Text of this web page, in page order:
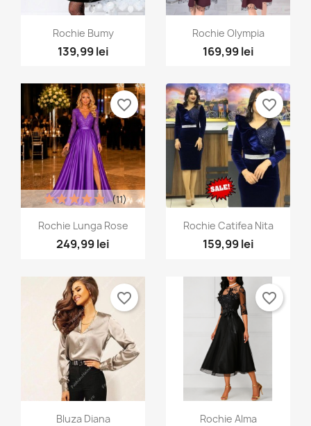
Vizualizare rapida
Rochie Bumy
139,99 lei
Vizualizare rapida
+2
Rochie Olympia
169,99 lei
Vizualizare rapida
+4
Rochie Lunga Rose
249,99 lei
(11)
favorite_border
Vizualizare rapida
+1
Rochie Catifea Nita
159,99 lei
favorite_border
Vizualizare rapida
Bluza Diana
favorite_border
Vizualizare rapida
Rochie Alma
favorite_border